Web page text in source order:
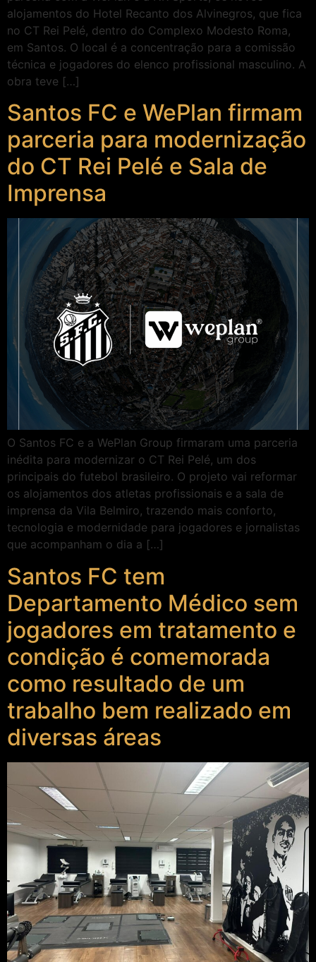
alojamentos do Hotel Recanto dos Alvinegros, que fica
no CT Rei Pelé, dentro do Complexo Modesto Roma,
em Santos. O local é a concentração para a comissão
técnica e jogadores do elenco profissional masculino. A
obra teve […]
Santos FC e WePlan firmam
parceria para modernização
do CT Rei Pelé e Sala de
Imprensa
O Santos FC e a WePlan Group firmaram uma parceria
inédita para modernizar o CT Rei Pelé, um dos
principais do futebol brasileiro. O projeto vai reformar
os alojamentos dos atletas profissionais e a sala de
imprensa da Vila Belmiro, trazendo mais conforto,
tecnologia e modernidade para jogadores e jornalistas
que acompanham o dia a […]
Santos FC tem
Departamento Médico sem
jogadores em tratamento e
condição é comemorada
como resultado de um
trabalho bem realizado em
diversas áreas